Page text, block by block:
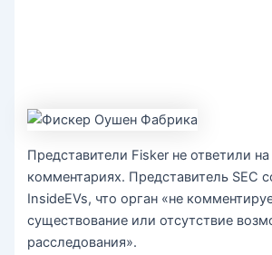
Представители Fisker не ответили на
комментариях. Представитель SEC
InsideEVs, что орган «не
существование или отсутствие
расследования».